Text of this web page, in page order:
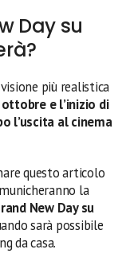
Day su
più realistica
e l’inizio di
l’uscita al cinema
questo articolo
la
New Day su
sarà possibile
da casa.